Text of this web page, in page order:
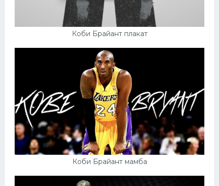
Коби Брайант плакат
Коби Брайант мамба